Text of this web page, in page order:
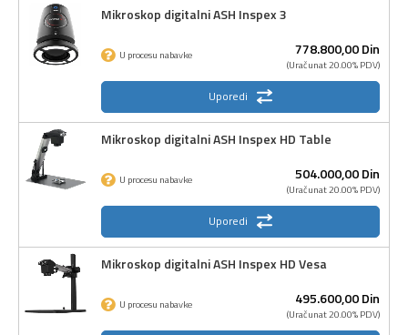
Mikroskop digitalni ASH Inspex 3
778.800,00Din
(Uračunat 20.00% PDV)
U procesu nabavke
Uporedi
Mikroskop digitalni ASH Inspex HD Table
504.000,00Din
(Uračunat 20.00% PDV)
U procesu nabavke
Uporedi
Mikroskop digitalni ASH Inspex HD Vesa
495.600,00Din
(Uračunat 20.00% PDV)
U procesu nabavke